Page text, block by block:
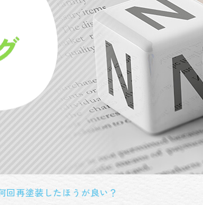
回再塗装したほうが良い？